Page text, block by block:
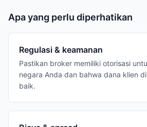
Apa yang perlu diperhatikan
Regulasi & keamanan
Pastikan broker memiliki otorisasi
negara Anda dan bahwa dana klien
baik.